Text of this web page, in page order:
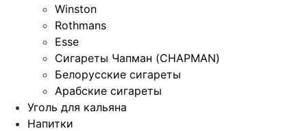
Winston
Rothmans
Esse
Сигареты Чапман (CHAPMAN)
Белорусские сигареты
Арабские сигареты
Уголь для кальяна
Напитки